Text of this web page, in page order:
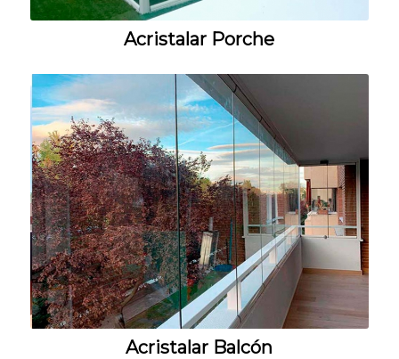
Acristalar Porche
Acristalar Balcón